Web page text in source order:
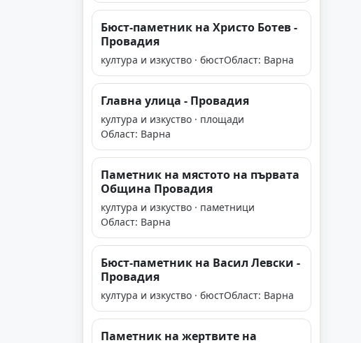
Бюст-паметник на Христо Ботев -
Провадия
култура и изкуство · бюстОбласт: Варна
Главна улица - Провадия
култура и изкуство · площади
Област: Варна
Паметник на мястото на първата
Община Провадия
култура и изкуство · паметници
Област: Варна
Бюст-паметник на Васил Левски -
Провадия
култура и изкуство · бюстОбласт: Варна
Паметник на жертвите на